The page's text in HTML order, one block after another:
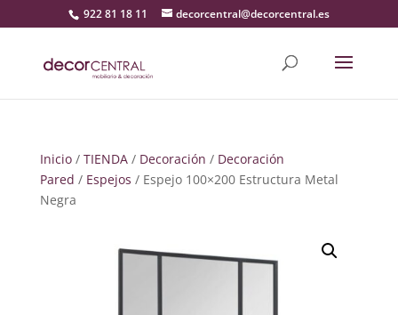
922 81 18 11 decorcentral@decorcentral.es
Inicio/ TIENDA/ Decoración / Decoración
Pared / Espejos / Espejo 100×200 Estructura Metal
Negra